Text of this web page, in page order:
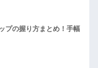
プの握り方まとめ！手幅